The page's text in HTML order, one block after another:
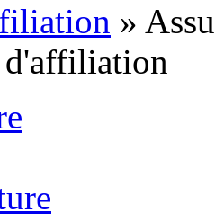
»
d'affiliation